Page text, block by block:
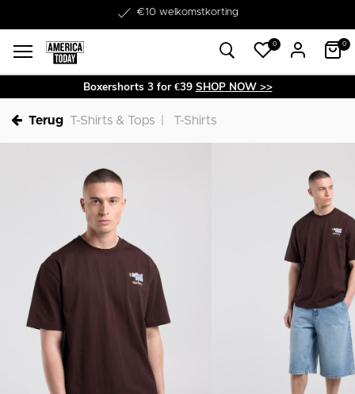
€10 welkomstkorting
Word lid van onze Member Club!
0 0
Boxershorts 3 for €39 SHOP NOW >>
Terug T-Shirts & Tops T-Shirts